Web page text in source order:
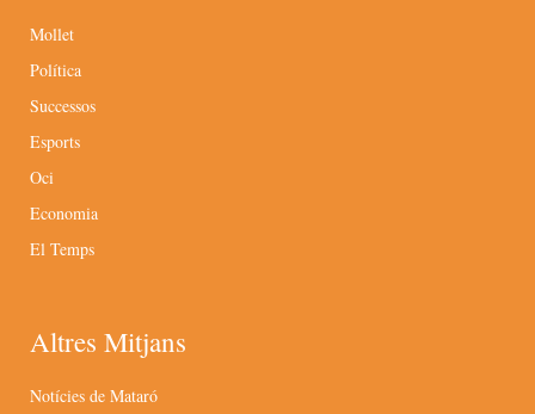
Mollet
Política
Successos
Esports
Oci
Economia
El Temps
Altres Mitjans
Notícies de Mataró